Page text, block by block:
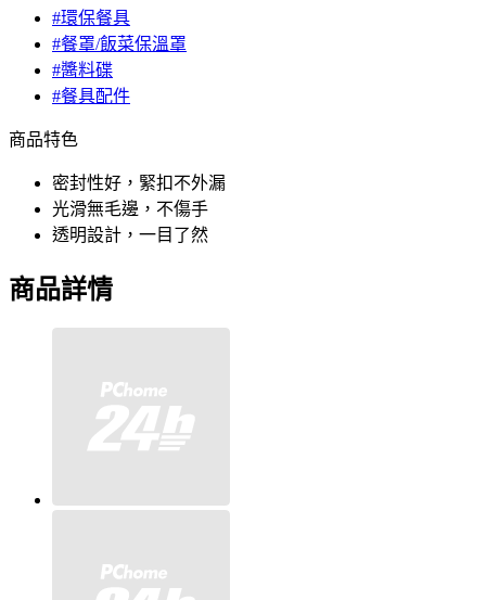
#環保餐具
#餐罩/飯菜保溫罩
#醬料碟
#餐具配件
商品特色
密封性好，緊扣不外漏
光滑無毛邊，不傷手
透明設計，一目了然
商品詳情